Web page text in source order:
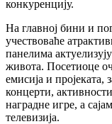
конкуренцију.
На главној бини и
учествоваће
панелима
живота. Посетиоце
емисија и
концерти,
наградне игре, а
телевизија.